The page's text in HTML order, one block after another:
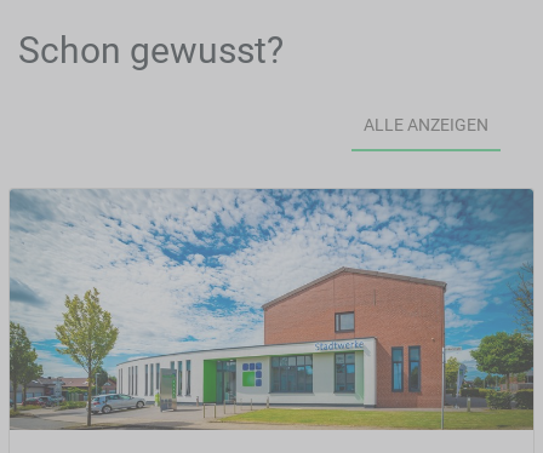
Schon gewusst?
ALLE ANZEIGEN